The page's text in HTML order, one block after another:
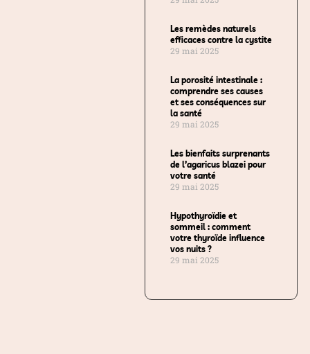
Les remèdes naturels
efficaces contre la cystite
29 mai 2025
La porosité intestinale :
comprendre ses causes
et ses conséquences sur
la santé
29 mai 2025
Les bienfaits surprenants
de l’agaricus blazei pour
votre santé
29 mai 2025
Hypothyroïdie et
sommeil : comment
votre thyroïde influence
vos nuits ?
29 mai 2025